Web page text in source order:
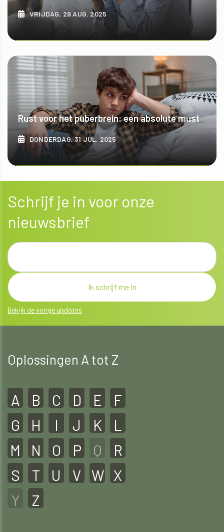
VRIJDAG, 29 AUG. 2025
ONTDEK MEER
Rust voor het puberbrein: een absolute must
DONDERDAG, 31 JUL. 2025
ONTDEK MEER
Schrijf je in voor onze
nieuwsbrief
Bekijk de vorige updates
Oplossingen A tot Z
A B C D E
F
G
H I J K
L
M
N O P Q
R
S
T U V W X
Y
Z